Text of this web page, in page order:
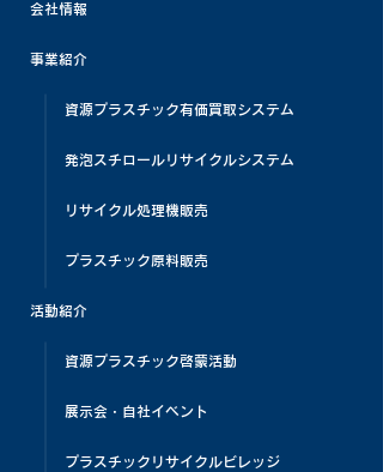
会社情報
事業紹介
資源プラスチック有価買取システム
発泡スチロールリサイクルシステム
リサイクル処理機販売
プラスチック原料販売
活動紹介
資源プラスチック啓蒙活動
展示会・自社イベント
プラスチックリサイクルビレッジ